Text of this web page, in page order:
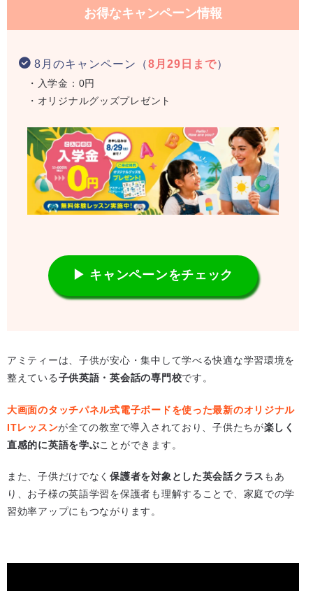
お得なキャンペーン情報
8月のキャンペーン（8月29日まで）
・入学金：0円
・オリジナルグッズプレゼント
▶ キャンペーンをチェック
アミティーは、子供が安心・集中して学べる快適な学習環境を
整えている子供英語・英会話の専門校です。
大画面のタッチパネル式電子ボードを使った最新のオリジナル
ITレッスンが全ての教室で導入されており、子供たちが楽しく
直感的に英語を学ぶことができます。
また、子供だけでなく保護者を対象とした英会話クラス もあ
り、お子様の英語学習を保護者も理解することで、家庭での学
習効率アップにもつながります。